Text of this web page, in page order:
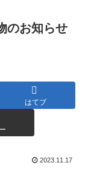
のお知らせ
はてブ
2023.11.17